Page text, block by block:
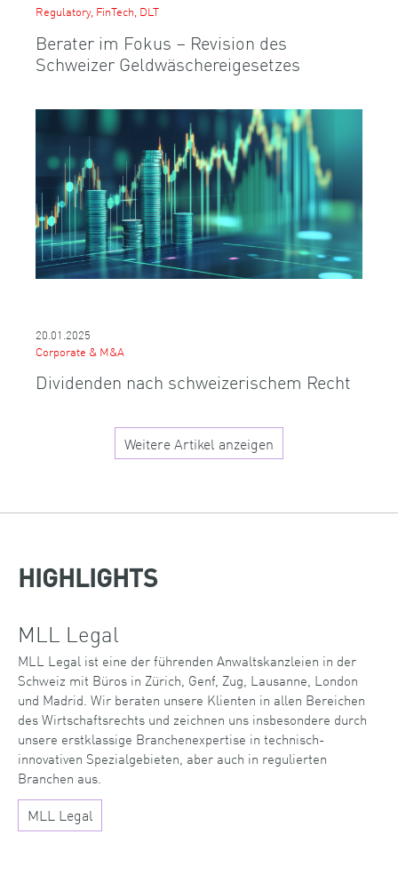
Regulatory, FinTech, DLT
Berater im Fokus – Revision des
Schweizer Geldwäschereigesetzes
20.01.2025
Corporate & M&A
Dividenden nach schweizerischem Recht
Weitere Artikel anzeigen
HIGHLIGHTS
MLL Legal
MLL Legal ist eine der führenden Anwaltskanzleien in der
Schweiz mit Büros in Zürich, Genf, Zug, Lausanne, London
und Madrid. Wir beraten unsere Klienten in allen Bereichen
des Wirtschaftsrechts und zeichnen uns insbesondere durch
unsere erstklassige Branchenexpertise in technisch-
innovativen Spezialgebieten, aber auch in regulierten
Branchen aus.
MLL Legal